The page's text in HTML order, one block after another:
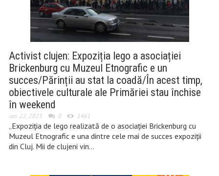
Activist clujen: Expoziția lego a asociației
Brickenburg cu Muzeul Etnografic e un
succes/Părinții au stat la coadă/În acest timp,
obiectivele culturale ale Primăriei stau închise
în weekend
ian. 22, 2023 0 1461
„Expoziția de lego realizată de o asociației Brickenburg cu
Muzeul Etnografic e una dintre cele mai de succes expoziții
din Cluj. Mii de clujeni vin…